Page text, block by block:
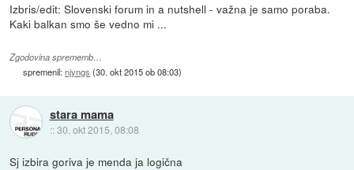
Izbris/edit: Slovenski forum in a nutshell - važna je samo poraba.
Kaki balkan smo še vedno mi ...
Zgodovina sprememb…
spremenil:njyngs (30. okt 2015 ob 08:03)
stara mama
::30. okt 2015, 08:08
Sj izbira goriva je menda ja logična